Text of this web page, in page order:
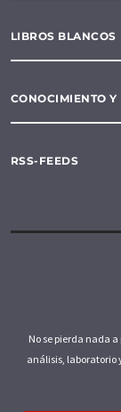
LIBROS BLANCOS
CONOCIMIENTO Y
RSS-FEEDS
No se pierda nada
análisis, laboratorio